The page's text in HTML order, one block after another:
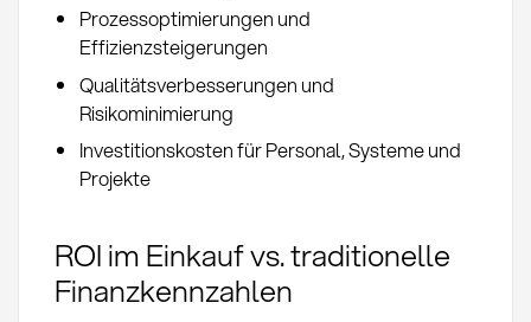
Prozessoptimierungen und
Effizienzsteigerungen
Qualitätsverbesserungen und
Risikominimierung
Investitionskosten für Personal, Systeme und
Projekte
ROI im Einkauf vs. traditionelle
Finanzkennzahlen